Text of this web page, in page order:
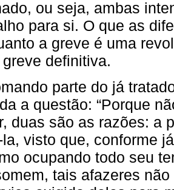
ou seja, ambas
para si. O que as
a greve é uma
definitiva.
parte do já
a questão: “Porque
duas são as razões: a
visto que, conforme
ocupando todo seu
tais afazeres